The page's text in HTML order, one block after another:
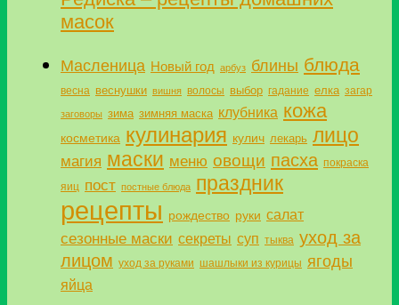
масок
Масленица Новый год арбуз блины блюда
весна веснушки вишня волосы выбор гадание елка загар
заговоры зима зимняя маска клубника кожа
косметика кулинария кулич лекарь лицо
магия маски меню овощи пасха покраска
яиц пост постные блюда праздник
рецепты рождество руки салат
сезонные маски секреты суп тыква уход за
лицом уход за руками шашлыки из курицы ягоды
яйца